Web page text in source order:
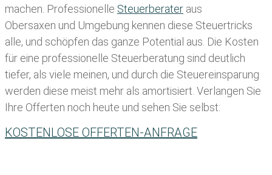
machen. Professionelle Steuerberater aus
Obersaxen und Umgebung kennen diese Steuertricks
alle, und schöpfen das ganze Potential aus. Die Kosten
für eine professionelle Steuerberatung sind deutlich
tiefer, als viele meinen, und durch die Steuereinsparung
werden diese meist mehr als amortisiert. Verlangen Sie
Ihre Offerten noch heute und sehen Sie selbst:
KOSTENLOSE OFFERTEN-ANFRAGE